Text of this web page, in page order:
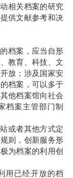
相关档案的研究
供文献参考和决
档案，应当自形
教育、科技、文
放；涉及国家安
档案，可以多于
他档案馆向社会
档案主管部门制
或者其他方式定
则，创新服务形
为档案的利用创
用已经开放的档